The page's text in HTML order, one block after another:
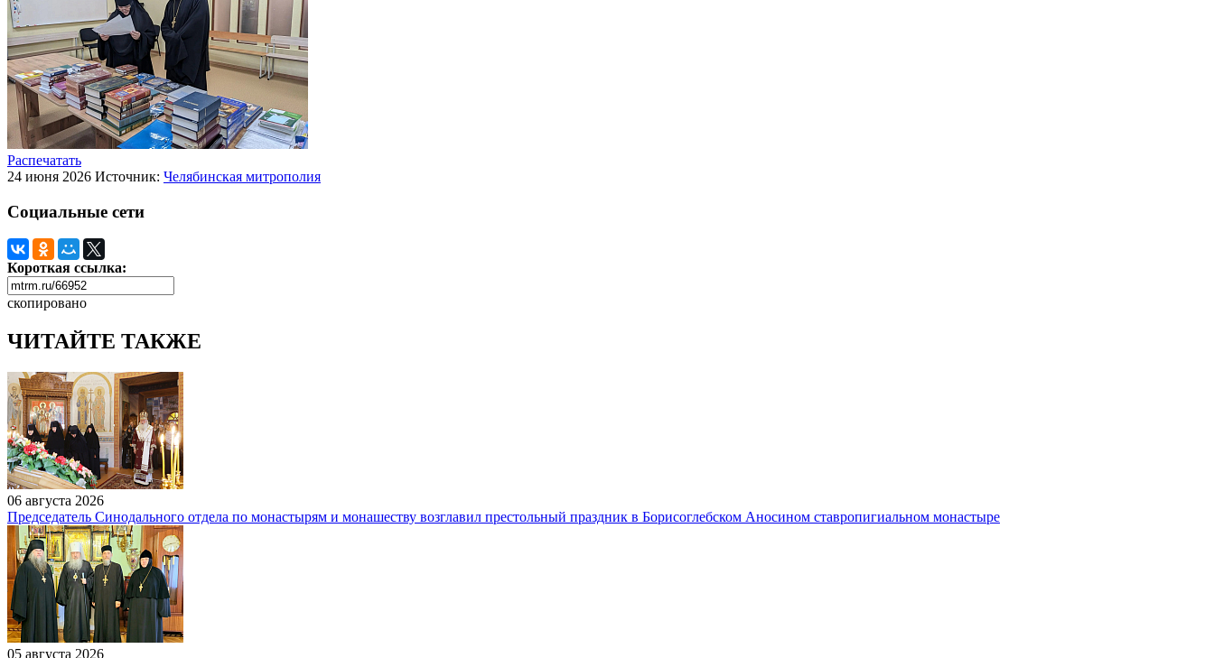
Распечатать
24 июня 2026 Источник: Челябинская митрополия
Социальные сети
Короткая ссылка:
скопировано
ЧИТАЙТЕ ТАКЖЕ
06 августа 2026
Председатель Синодального отдела по монастырям и монашеству возглавил престольный праздник в Борисоглебском Аносином ставропигиальном монастыре
05 августа 2026